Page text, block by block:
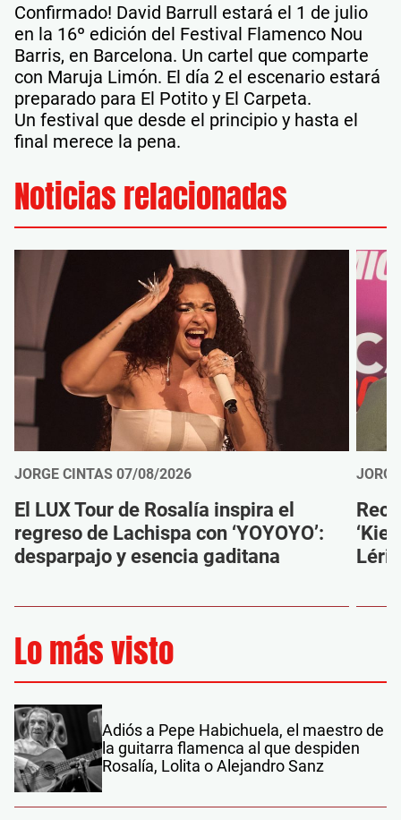
Confirmado! David Barrull estará el 1 de julio
en la 16º edición del Festival Flamenco Nou
Barris, en Barcelona. Un cartel que comparte
con Maruja Limón. El día 2 el escenario estará
preparado para El Potito y El Carpeta.
Un festival que desde el principio y hasta el
final merece la pena.
Noticias relacionadas
JORGE CINTAS 07/08/2026
El LUX Tour de Rosalía inspira el
regreso de Lachispa con ‘YOYOYO’:
desparpajo y esencia gaditana
Lo más visto
Adiós a Pepe Habichuela, el maestro de
la guitarra flamenca al que despiden
Rosalía, Lolita o Alejandro Sanz